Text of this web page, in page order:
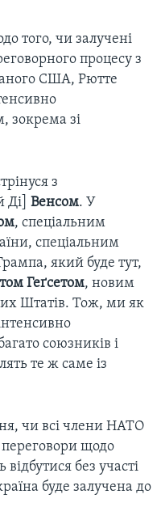
того, чи залучені
процесу з
США, Рютте
зокрема зі
з
Ді] Венсом. У
, спеціальним
спеціальним
який буде тут,
Геґсетом, новим
Штатів. Тож, ми як
союзників і
те ж саме із
чи всі члени НАТО
щодо
без участі
буде залучена до